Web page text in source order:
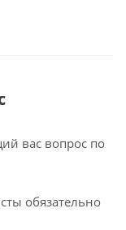
вас вопрос по
обязательно